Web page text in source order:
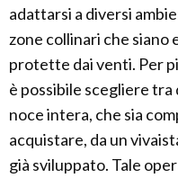
adattarsi a diversi
zone collinari che siano
protette dai venti. Per
è possibile scegliere
noce intera, che sia
acquistare, da un
già sviluppato. Tale